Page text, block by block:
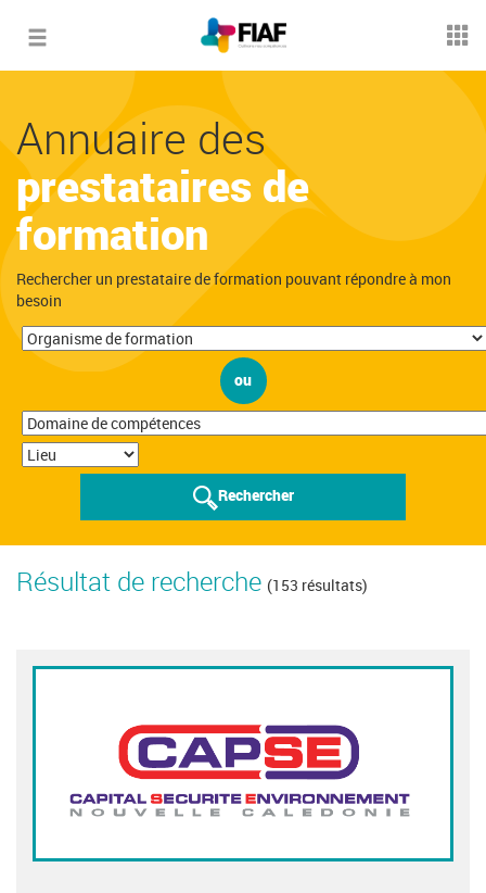
Toggle
Annuaire des
prestataires de
formation
Rechercher un prestataire de formation pouvant répondre à mon
besoin
ou
Rechercher
Résultat de recherche (153 résultats)